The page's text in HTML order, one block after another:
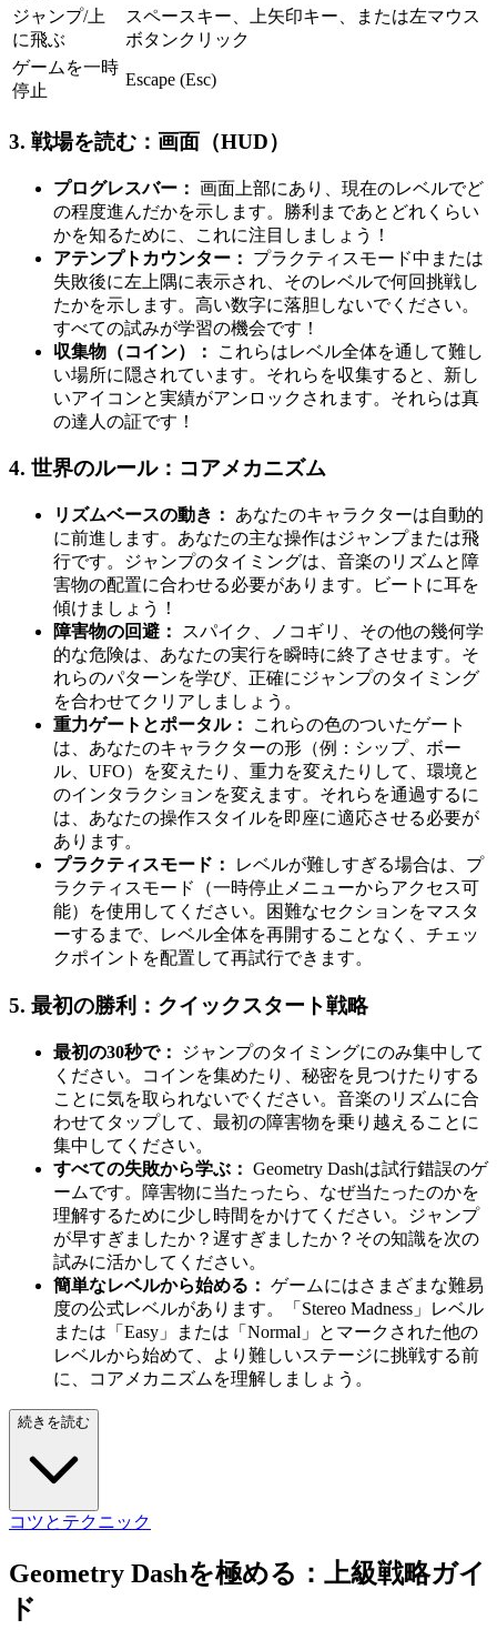
ジャンプ/上
に飛ぶ
スペースキー、上矢印キー、または左マウス
ボタンクリック
ゲームを一時
停止
Escape (Esc)
3. 戦場を読む：画面（HUD）
プログレスバー： 画面上部にあり、現在のレベルでど
の程度進んだかを示します。勝利まであとどれくらい
かを知るために、これに注目しましょう！
アテンプトカウンター：
プラクティスモード中または
失敗後に左上隅に表示され、そのレベルで何回挑戦し
たかを示します。高い数字に落胆しないでください。
すべての試みが学習の機会です！
収集物（コイン）：
これらはレベル全体を通して難し
い場所に隠されています。それらを収集すると、新し
いアイコンと実績がアンロックされます。それらは真
の達人の証です！
4. 世界のルール：コアメカニズム
リズムベースの動き：
あなたのキャラクターは自動的
に前進します。あなたの主な操作はジャンプまたは飛
行です。ジャンプのタイミングは、音楽のリズムと障
害物の配置に合わせる必要があります。ビートに耳を
傾けましょう！
障害物の回避：
スパイク、ノコギリ、その他の幾何学
的な危険は、あなたの実行を瞬時に終了させます。そ
れらのパターンを学び、正確にジャンプのタイミング
を合わせてクリアしましょう。
重力ゲートとポータル：
これらの色のついたゲート
は、あなたのキャラクターの形（例：シップ、ボー
ル、UFO）を変えたり、重力を変えたりして、環境と
のインタラクションを変えます。それらを通過するに
は、あなたの操作スタイルを即座に適応させる必要が
あります。
プラクティスモード：
レベルが難しすぎる場合は、プ
ラクティスモード（一時停止メニューからアクセス可
能）を使用してください。困難なセクションをマスタ
ーするまで、レベル全体を再開することなく、チェッ
クポイントを配置して再試行できます。
5. 最初の勝利：クイックスタート戦略
最初の30秒で：
ジャンプのタイミングにのみ集中して
ください。コインを集めたり、秘密を見つけたりする
ことに気を取られないでください。音楽のリズムに合
わせてタップして、最初の障害物を乗り越えることに
集中してください。
すべての失敗から学ぶ： Geometry Dashは試行錯誤のゲ
ームです。障害物に当たったら、なぜ当たったのかを
理解するために少し時間をかけてください。ジャンプ
が早すぎましたか？遅すぎましたか？その知識を次の
試みに活かしてください。
簡単なレベルから始める： ゲームにはさまざまな難易
度の公式レベルがあります。「Stereo Madness」レベル
または「Easy」または「Normal」とマークされた他の
レベルから始めて、より難しいステージに挑戦する前
に、コアメカニズムを理解しましょう。
続きを読む
コツとテクニック
Geometry Dashを極める：上級戦略ガイ
ド